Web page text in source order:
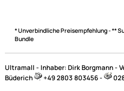
* Unverbindliche Preisempfehlung - **
Bundle
Ultramall - Inhaber: Dirk Borgmann -
Büderich
+49 2803 803456 -